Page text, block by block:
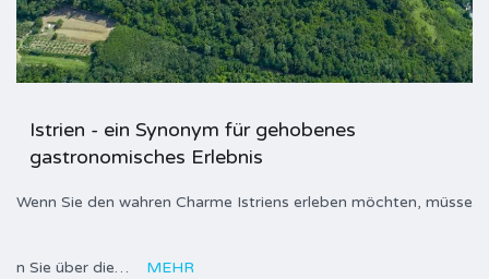
Istrien - ein Synonym für gehobenes
gastronomisches Erlebnis
Wenn Sie den wahren Charme Istriens erleben möchten, müsse
n Sie über die… MEHR